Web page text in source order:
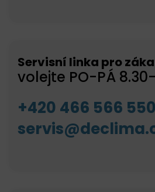
Servisní linka pro
volejte PO-PÁ
+420 466 566 550